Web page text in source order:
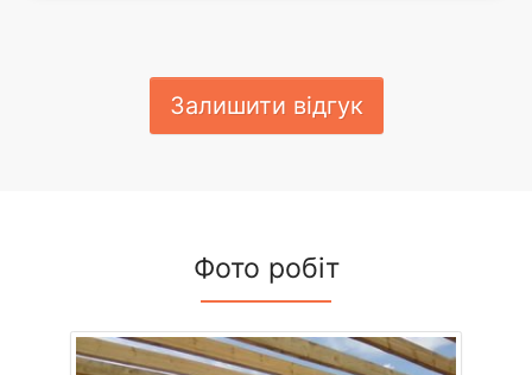
Залишити відгук
Фото робіт